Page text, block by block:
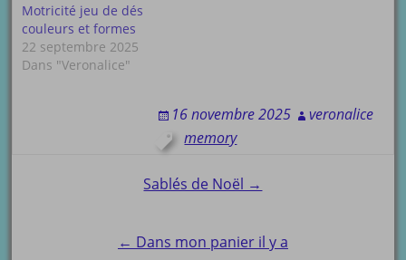
Motricité jeu de dés
couleurs et formes
22 septembre 2025
Dans "Veronalice"
16 novembre 2025
veronalice
memory
navigation
Sablés de Noël →
← Dans mon panier il y a